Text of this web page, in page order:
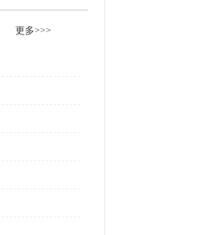
更多>>>